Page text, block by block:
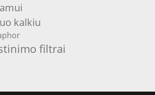
kalkiu
filtrai